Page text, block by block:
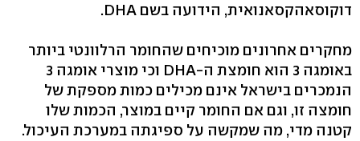
דוקוסאהקסאנואית, הידועה בשם DHA.
מחקרים אחרונים מוכיחים שהחומר הרלוונטי ביותר
באומגה 3 הוא חומצת ה-DHA וכי מוצרי אומגה 3
הנמכרים בישראל אינם מכילים כמות מספקת של
חומצה זו, וגם אם החומר קיים במוצר, הכמות שלו
קטנה מדי, מה שמקשה על ספיגתה במערכת העיכול.